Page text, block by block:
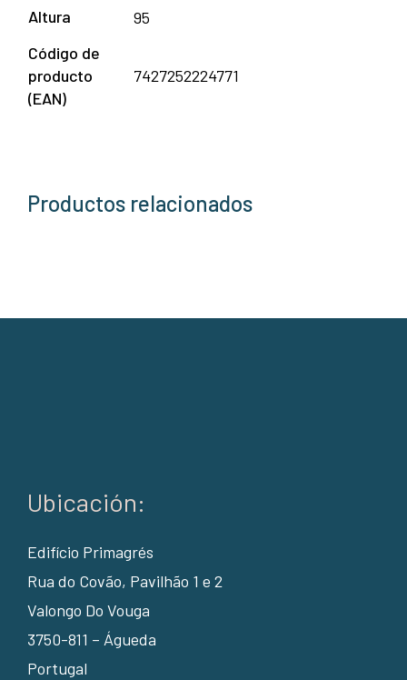
Altura
95
Código de
producto
(EAN)
7427252224771
Productos relacionados
Ubicación:
Edifício Primagrés
Rua do Covão, Pavilhão 1 e 2
Valongo Do Vouga
3750-811 – Águeda
Portugal